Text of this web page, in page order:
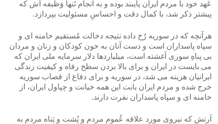
عَهد خود با مردم ایران پایبند بوده و به اَنجام تَنها وَظیفه اش که
پیشتر ذکر شد، با کمال دقت و احساسِ مسئولیت بپردازد.
هرآنچه که در سوریه رُخ داده نتیجه دخالت مُستقیم خامنه ای و
سپاه پاسداران است و دست آنان به خون کودکان و زنان و مردان
بی پناهِ سوری آغشته است، میلیاردها دلار سرمایه ملی ایران که
می بایست در ایران و برای بالا بردن سطح رفاه و کیفیت زندگی
ایرانیان هزینه می شد، در سوریه و برای دفاع از قصاب سوریه
خرج شده و مردم ایران بابت این همه خیانت و چپاول ایران، از
خامنه ای و سپاه پاسداران نفرت دارند.
اَرتش که نیروی مورد علاقه عُموم مردم و پُشت و پَناه مردم به